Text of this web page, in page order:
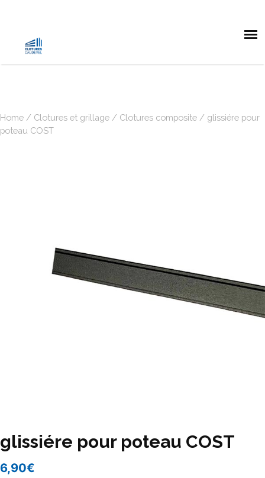
Home / Clotures et grillage / Clotures composite / glissiére pour
poteau COST
glissiére pour poteau COST
6,90€